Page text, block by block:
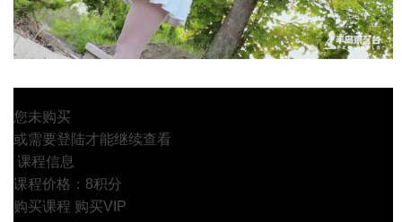
您未购买
或需要登陆才能继续查看
课程信息
课程价格：8积分
购买课程 购买VIP